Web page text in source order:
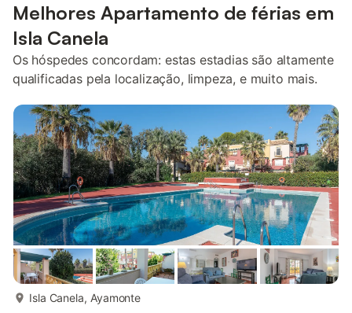
Melhores Apartamento de férias em
Isla Canela
Os hóspedes concordam: estas estadias são altamente
qualificadas pela localização, limpeza, e muito mais.
Isla Canela, Ayamonte